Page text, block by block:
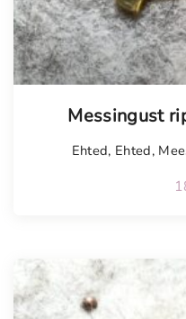
Messingust
Ehted, Ehted,